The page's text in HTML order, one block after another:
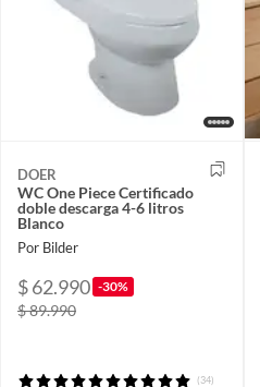
DOER
WC One Piece Certificado
doble descarga 4-6 litros
Blanco
Por Bilder
$ 62.990 -30%
$ 89.990
(34)